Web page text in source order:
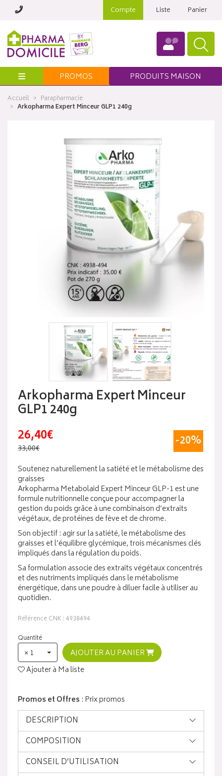
Compte Liste Panier
Menu PROMOS PRODUITS MAISON
Accueil
Parapharmacie
Arkopharma Expert Minceur GLP1 240g
Arkopharma Expert Minceur
GLP1 240g
-20%
26,40€
33,00€
Soutenez naturellement la satiété et le métabolisme des
graisses
Arkopharma Metabolaid Expert Minceur GLP-1 est une
formule nutritionnelle conçue pour accompagner la
gestion du poids grâce à une combinaison d’extraits
végétaux, de protéines de fève et de chrome.
Son objectif : agir sur la satiété, le métabolisme des
graisses et l’équilibre glycémique, trois mécanismes clés
impliqués dans la régulation du poids.
Sa formulation associe des extraits végétaux concentrés
et des nutriments impliqués dans le métabolisme
énergétique, dans une poudre à diluer facile à utiliser au
quotidien.
Référence CNK : 4938494
Quantité
× 1
AJOUTER AU PANIER
Ajouter à Ma liste
Promos et Offres : Prix promos
DESCRIPTION
COMPOSITION
CONSEIL D’UTILISATION